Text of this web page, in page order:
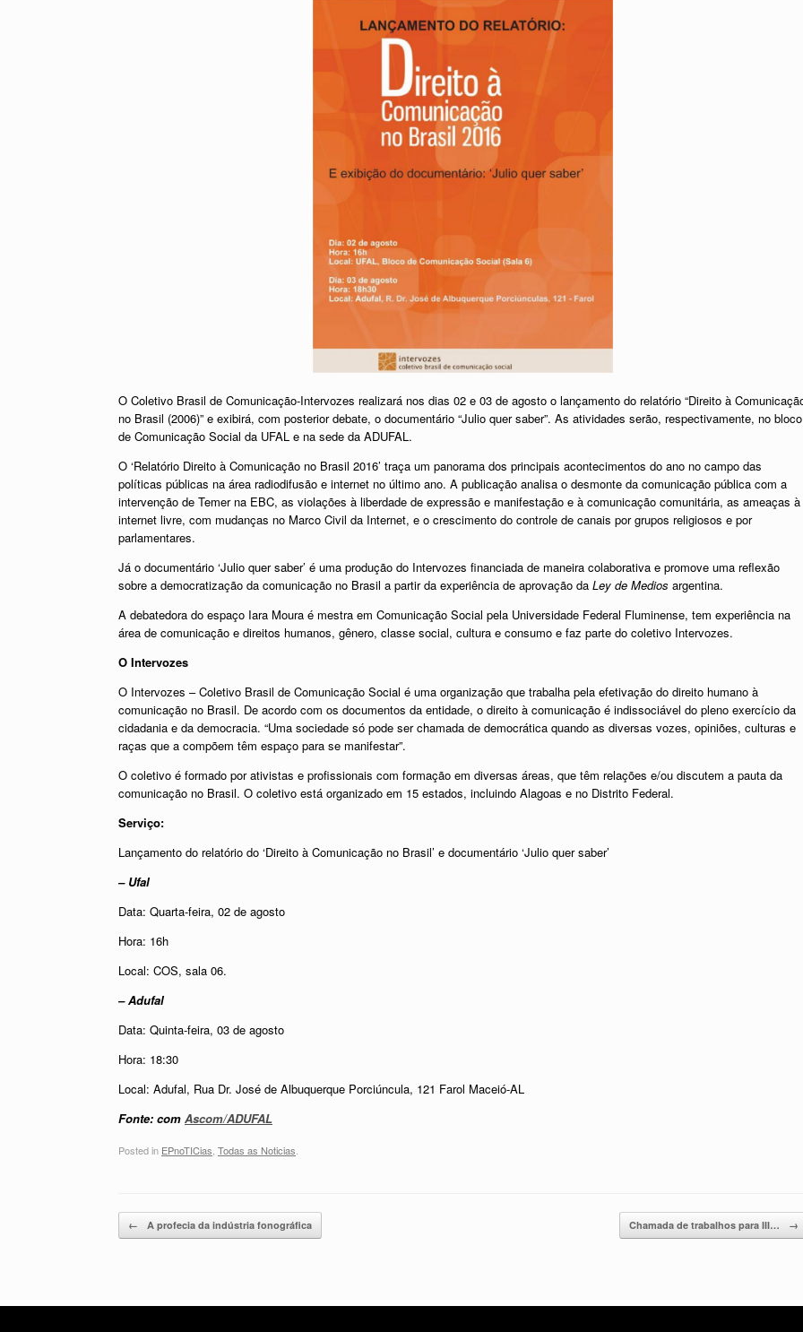
O Coletivo Brasil de Comunicação-Intervozes realizará nos dias 02 e 03 de agosto o lançamento do relatório “Direito à
no Brasil (2006)” e exibirá, com posterior debate, o documentário “Julio quer saber”. As atividades serão, respectivamente, no bloco
de Comunicação Social da UFAL e na sede da ADUFAL.
O ‘Relatório Direito à Comunicação no Brasil 2016’ traça um panorama dos principais acontecimentos do ano no campo das
políticas públicas na área radiodifusão e internet no último ano. A publicação analisa o desmonte da comunicação pública com a
intervenção de Temer na EBC, as violações à liberdade de expressão e manifestação e à comunicação comunitária, as ameaças à
internet livre, com mudanças no Marco Civil da Internet, e o crescimento do controle de canais por grupos religiosos e por
parlamentares.
Já o documentário ‘Julio quer saber’ é uma produção do Intervozes financiada de maneira colaborativa e promove uma reflexão
sobre a democratização da comunicação no Brasil a partir da experiência de aprovação da Ley de Medios argentina.
A debatedora do espaço Iara Moura é mestra em Comunicação Social pela Universidade Federal Fluminense, tem experiência na
área de comunicação e direitos humanos, gênero, classe social, cultura e consumo e faz parte do coletivo Intervozes.
O Intervozes
O Intervozes – Coletivo Brasil de Comunicação Social é uma organização que trabalha pela efetivação do direito humano à
comunicação no Brasil. De acordo com os documentos da entidade, o direito à comunicação é indissociável do pleno exercício da
cidadania e da democracia. “Uma sociedade só pode ser chamada de democrática quando as diversas vozes, opiniões, culturas e
raças que a compõem têm espaço para se manifestar”.
O coletivo é formado por ativistas e profissionais com formação em diversas áreas, que têm relações e/ou discutem a pauta da
comunicação no Brasil. O coletivo está organizado em 15 estados, incluindo Alagoas e no Distrito Federal.
Serviço:
Lançamento do relatório do ‘Direito à Comunicação no Brasil’ e documentário ‘Julio quer saber’
– Ufal
Data: Quarta-feira, 02 de agosto
Hora: 16h
Local: COS, sala 06.
– Adufal
Data: Quinta-feira, 03 de agosto
Hora: 18:30
Local: Adufal, Rua Dr. José de Albuquerque Porciúncula, 121 Farol Maceió-AL
Fonte: com Ascom/ADUFAL
Posted in EPnoTICias Todas as Noticias
Post navigation
← A profecia da indústria fonográfica Chamada de trabalhos para III… →